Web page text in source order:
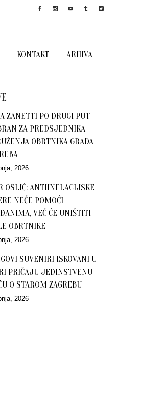
KONTAKT ARHIVA
ZANETTI PO DRUGI PUT
ZA PREDSJEDNIKA
OBRTNIKA GRADA
2026
OSLIĆ: ANTIINFLACIJSKE
NEĆE POMOĆI
VEĆ ĆE UNIŠTITI
OBRTNIKE
2026
SUVENIRI ISKOVANI U
PRIČAJU JEDINSTVENU
O STAROM ZAGREBU
2026